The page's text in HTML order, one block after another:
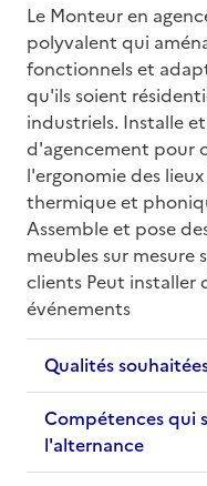
Le Monteur en
polyvalent qui
fonctionnels et
qu'ils soient
industriels. Installe
d'agencement pour
l'ergonomie des
thermique et
Assemble et pose
meubles sur mesure
clients Peut installer
événements
Qualités
Compétences qui
l'alternance